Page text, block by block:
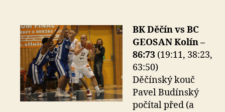
BK Děčín vs BC
GEOSAN Kolín –
86:73 (19:11, 38:23,
63:50)
Děčínský kouč
Pavel Budínský
počítal před (a